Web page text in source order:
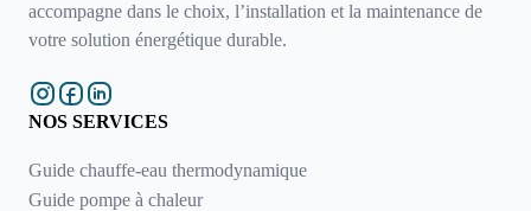
accompagne dans le choix, l’installation et la maintenance de
votre solution énergétique durable.
NOS SERVICES
Guide chauffe-eau thermodynamique
Guide pompe à chaleur